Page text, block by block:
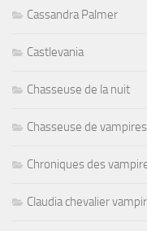
Cassandra Palmer
Castlevania
Chasseuse de la nuit
Chasseuse de vampires
Chroniques des
Claudia chevalier